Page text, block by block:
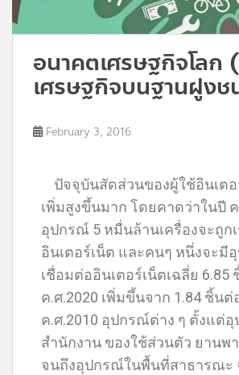
อนาคตเศรษฐกิจโลก
เศรษฐกิจบนฐานฝูงช
February 3, 2016
ปัจจุบันสัดส่วนของผู้ใช้อินเต
เพิ่มสูงขึ้นมาก โดยคาดว่าในปี ค
อุปกรณ์ 5 หมื่นล้านเครื่องจะถูก
อินเตอร์เน็ต และคนๆ หนึ่งจะมี
เชื่อมต่ออินเตอร์เน็ตเฉลี่ย
ค.ศ.2020 เพิ่มขึ้นจาก 1.84 ชิ้น
ค.ศ.2010 อุปกรณ์ต่าง ๆ ตั้งแต่
สำนักงาน ของใช้ส่วนตัว ยานพ
จนถึงอุปกรณ์ในพื้นที่สาธารณะ